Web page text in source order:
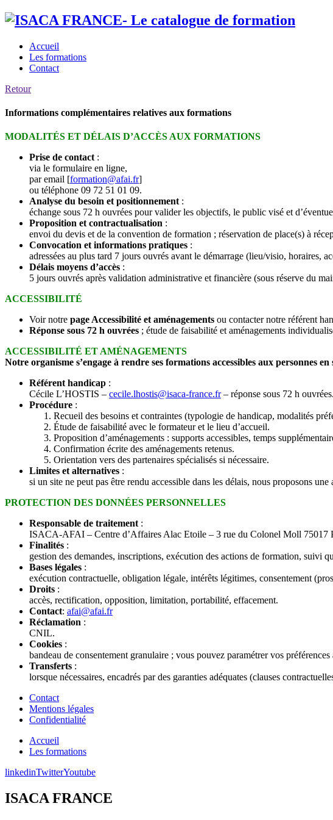
Accueil
Les formations
Contact
Retour
Informations complémentaires relatives aux formations
MODALITÉS ET DÉLAIS D’ACCÈS AUX FORMATIONS
Prise de contact :
via le formulaire en ligne,
par email [formation@afai.fr]
ou téléphone 09 72 51 01 09.
Analyse du besoin et positionnement :
échange sous 72 h ouvrées pour valider les objectifs, le public visé et
Proposition et contractualisation :
envoi du devis et de la convention de formation ; réservation de place(s) à
Convocation et informations pratiques :
adressées au plus tard 7 jours ouvrés avant le démarrage (lieu/visio, horaires,
Délais moyens d’accès :
5 jours ouvrés après validation administrative et financière (sous réserve du
ACCESSIBILITÉ
Voir notre page Accessibilité et aménagements ou contacter notre référent
Réponse sous 72 h ouvrées ; étude de faisabilité et aménagements
ACCESSIBILITÉ ET AMÉNAGEMENTS
Notre organisme s’engage à rendre ses formations accessibles aux personnes
Référent handicap :
Cécile L’HOSTIS – cecile.lhostis@isaca-france.fr– réponse sous 72 h ouvrées.
Procédure :
Recueil des besoins et contraintes (typologie de handicap, modalités
Étude de faisabilité avec le formateur et le lieu d’accueil.
Proposition d’aménagements : supports accessibles, temps
Confirmation écrite des aménagements retenus.
Orientation vers des partenaires spécialisés si nécessaire.
Limites et alternatives :
si un site ne peut pas être rendu accessible dans les délais, nous proposons
PROTECTION DES DONNÉES PERSONNELLES
Responsable de traitement :
ISACA-AFAI – Centre d’Affaires Alac Etoile – 3 rue du Colonel Moll 75017
Finalités :
gestion des demandes, inscriptions, exécution des actions de formation, suivi
Bases légales :
exécution contractuelle, obligation légale, intérêts légitimes, consentement
Droits :
accès, rectification, opposition, limitation, portabilité, effacement.
Contact: afai@afai.fr
Réclamation :
CNIL.
Cookies :
bandeau de consentement granulaire ; vous pouvez paramétrer vos
Transferts :
lorsque nécessaires, encadrés par des garanties adéquates (clauses
Contact
Mentions légales
Confidentialité
Accueil
Les formations
linkedinTwitterYoutube
ISACA FRANCE